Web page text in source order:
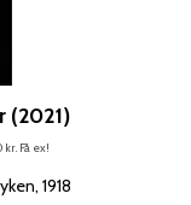
(2021)
Få ex!
1918